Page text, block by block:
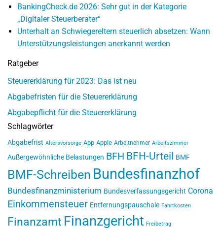
BankingCheck.de 2026: Sehr gut in der Kategorie
„Digitaler Steuerberater“
Unterhalt an Schwiegereltern steuerlich absetzen: Wann
Unterstützungsleistungen anerkannt werden
Ratgeber
Steuererklärung für 2023: Das ist neu
Abgabefristen für die Steuererklärung
Abgabepflicht für die Steuererklärung
Schlagwörter
Abgabefrist Altersvorsorge App Apple Arbeitnehmer Arbeitszimmer
Außergewöhnliche Belastungen BFH BFH-Urteil BMF
BMF-Schreiben Bundesfinanzhof
Bundesfinanzministerium Bundesverfassungsgericht Corona
Einkommensteuer Entfernungspauschale Fahrtkosten
Finanzamt Finanzgericht Freibetrag